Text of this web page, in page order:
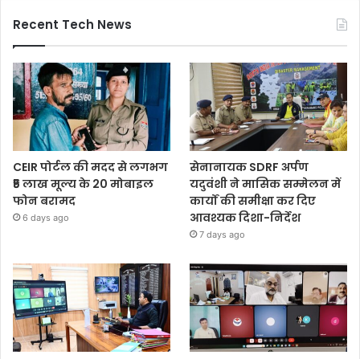
Recent Tech News
CEIR पोर्टल की मदद से लगभग
₹5 लाख मूल्य के 20 मोबाइल
फोन बरामद
6 days ago
सेनानायक SDRF अर्पण
यदुवंशी ने मासिक सम्मेलन में
कार्यों की समीक्षा कर दिए
आवश्यक दिशा-निर्देश
7 days ago